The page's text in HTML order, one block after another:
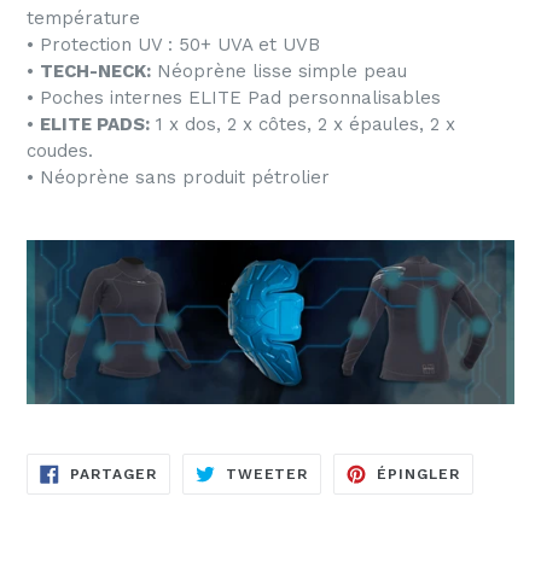
température
• Protection UV : 50+ UVA et UVB
• TECH-NECK: Néoprène lisse simple peau
• Poches internes ELITE Pad personnalisables
• ELITE PADS: 1 x dos, 2 x côtes, 2 x épaules, 2 x
coudes.
• Néoprène sans produit pétrolier
PARTAGERPARTAGER
SUR
TWEETER TWEETERÉPINGLER